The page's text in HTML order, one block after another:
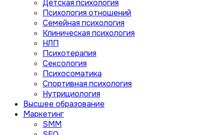
Детская психология
Психология отношений
Семейная психология
Клиническая психология
НЛП
Психотерапия
Сексология
Психосоматика
Спортивная психология
Нутрициология
Высшее образование
Маркетинг
SMM